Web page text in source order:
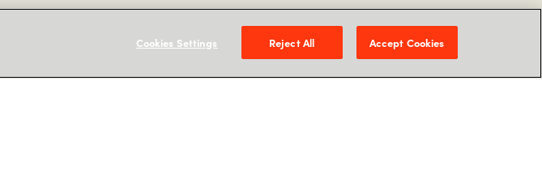
Cookies Settings Reject All Accept Cookies